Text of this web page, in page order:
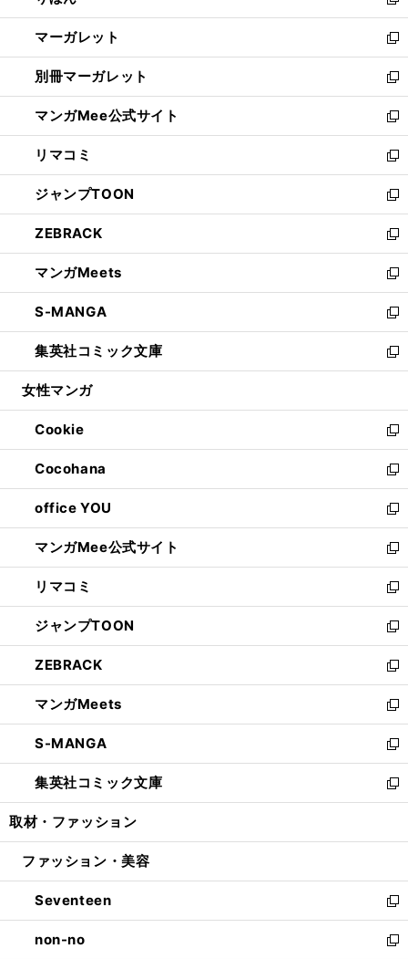
開
く
ウ
で
開
く
ン
ド
ウ
で
開
く
し
い
ウ
ィ
ン
ド
ウ
で
開
く
マーガレット
新
し
い
ウ
ィ
ン
ド
ウ
で
開
く
別冊マーガレット
新
し
い
ウ
ィ
ン
ド
ウ
で
開
く
マンガMee公式サイト
新
し
い
ウ
ィ
ン
ド
ウ
で
開
く
リマコミ
新
し
い
ウ
ィ
ン
ド
ウ
で
開
く
ジャンプTOON
新
し
い
ウ
ィ
ン
ド
ウ
で
開
ZEBRACK
新
し
い
ウ
ィ
ン
ド
ウ
開
く
マンガMeets
新
し
い
ウ
ィ
ン
ウ
で
開
く
S-MANGA
新
し
い
ウ
ン
ド
ウ
で
開
く
集英社コミック文庫
新
し
ウ
ィ
ン
ド
ウ
で
開
く
女性マンガ
Cookie
新
し
い
ウ
ィ
ン
ド
ウ
で
開
く
Cocohana
新
し
い
ウ
ィ
ン
ド
ウ
で
開
く
office YOU
新
し
い
ウ
ィ
ン
ド
ウ
で
開
く
マンガMee公式サイト
新
し
い
ウ
ィ
ン
ド
ウ
で
開
く
リマコミ
新
し
い
ウ
ィ
ン
ド
ウ
で
開
く
ジャンプTOON
新
し
い
ウ
ィ
ン
ド
ウ
で
開
ZEBRACK
新
し
い
ウ
ィ
ン
ド
ウ
開
マンガMeets
新
し
い
ウ
ィ
ン
ウ
開
く
S-MANGA
新
し
い
ウ
ン
ウ
で
開
く
集英社コミック文庫
新
し
ウ
ン
ド
ウ
で
取材・ファッション
ファッション・美容
Seventeen
新
し
い
non-no
新